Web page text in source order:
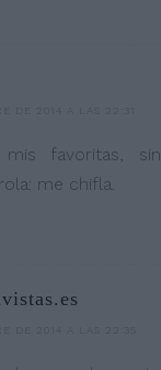
favoritas, sin
me chifla.